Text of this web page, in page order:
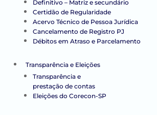
Definitivo – Matriz e secundário
Certidão de Regularidade
Acervo Técnico de Pessoa Jurídica
Cancelamento de Registro PJ
Débitos em Atraso e Parcelamento
Transparência e Eleições
Transparência e
prestação de contas
Eleições do Corecon-SP